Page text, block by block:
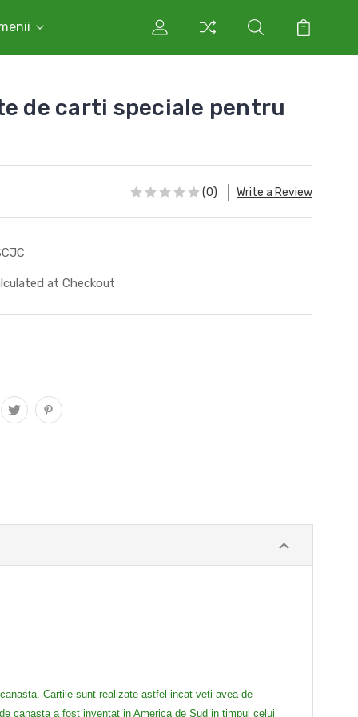
de carti speciale pentru
(0) Write a Review
at Checkout
Cartile sunt realizate astfel incat veti avea de
canasta a fost inventat in America de Sud in timpul celui